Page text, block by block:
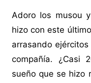
Adoro los musou
hizo con este
arrasando
compañía. ¿Casi
sueño que se hizo